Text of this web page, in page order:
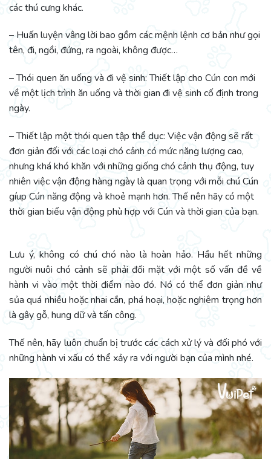
các thú cưng khác.
– Huấn luyện vâng lời bao gồm các mệnh lệnh cơ bản như gọi
tên, đi, ngồi, đứng, ra ngoài, không được…
– Thói quen ăn uống và đi vệ sinh: Thiết lập cho Cún con mới
về một lịch trình ăn uống và thời gian đi vệ sinh cố định trong
ngày.
– Thiết lập một thói quen tập thể dục: Việc vận động sẽ rất
đơn giản đối với các loại chó cảnh có mức năng lượng cao,
nhưng khá khó khăn với những giống chó cảnh thụ động, tuy
nhiên việc vận động hàng ngày là quan trọng với mỗi chú Cún
gíup Cún năng động và khoẻ mạnh hơn. Thế nên hãy có một
thời gian biểu vận động phù hợp với Cún và thời gian của bạn.
Lưu ý, không có chú chó nào là hoàn hảo. Hầu hết những
người nuôi chó cảnh sẽ phải đối mặt với một số vấn đề về
hành vi vào một thời điểm nào đó. Nó có thể đơn giản như
sủa quá nhiều hoặc nhai cắn, phá hoại, hoặc nghiêm trọng hơn
là gây gỗ, hung dữ và tấn công.
Thế nên, hãy luôn chuẩn bị trước các cách xử lý và đối phó với
những hành vi xấu có thể xảy ra với người bạn của mình nhé.